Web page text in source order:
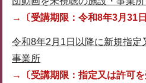
→〔受講期限： 令和8年3月31日
令和8年2月1日以降に新規指定
事業所
→〔受講期限：指定又は許可